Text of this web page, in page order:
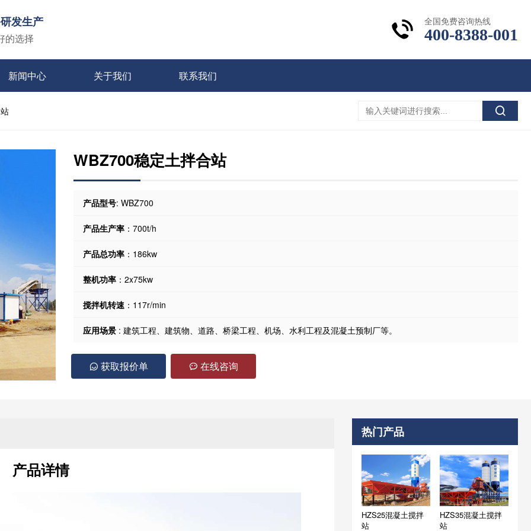
发生产
的选择
全国免费咨询热线
400-8388-001
新闻中心 关于我们 联系我们
WBZ700稳定土拌合站
产品型号: WBZ700
产品生产率 ：700t/h
产品总功率 ：186kw
整机功率 ：2x75kw
搅拌机转速 ：117r/min
应用场景 : 建筑工程、建筑物、道路、桥梁工程、机场、水利工程及混凝土预制厂等。
获取报价单 在线咨询
热门产品
HZS25混凝土搅拌
站
HZS35混凝土搅拌
站
产品详情